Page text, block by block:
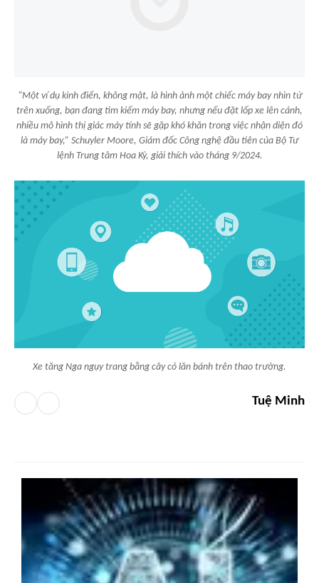
“Một ví dụ kinh điển, không mật, là hình ảnh một chiếc máy bay nhìn từ
trên xuống, bạn đang tìm kiếm máy bay, nhưng nếu đặt lốp xe lên cánh,
nhiều mô hình thị giác máy tính sẽ gặp khó khăn trong việc nhận diện đó
là máy bay,” Schuyler Moore, Giám đốc Công nghệ đầu tiên của Bộ Tư
lệnh Trung tâm Hoa Kỳ, giải thích vào tháng 9/2024.
Xe tăng Nga ngụy trang bằng cây cỏ lăn bánh trên thao trường.
Tuệ Minh